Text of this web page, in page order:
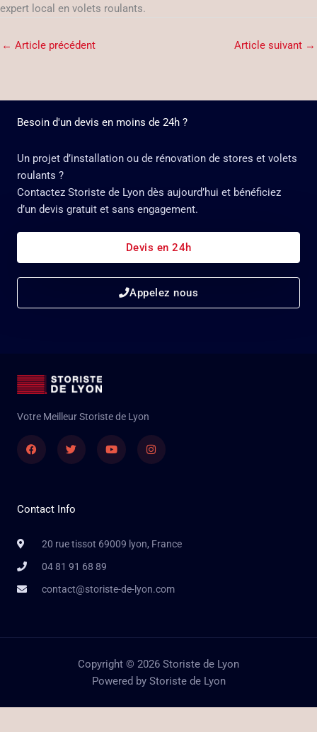
expert local en volets roulants.
← Article précédent Article suivant →
Besoin d'un devis en moins de 24h ?
Un projet d’installation ou de rénovation de stores et volets
roulants ?
Contactez Storiste de Lyon dès aujourd’hui et bénéficiez
d’un devis gratuit et sans engagement.
Devis en 24h
Appelez nous
Votre Meilleur Storiste de Lyon
FacebookTwitter YoutubeInstagram
Contact Info
20 rue tissot 69009 lyon, France
04 81 91 68 89
contact@storiste-de-lyon.com
Copyright © 2026 Storiste de Lyon
Powered by Storiste de Lyon